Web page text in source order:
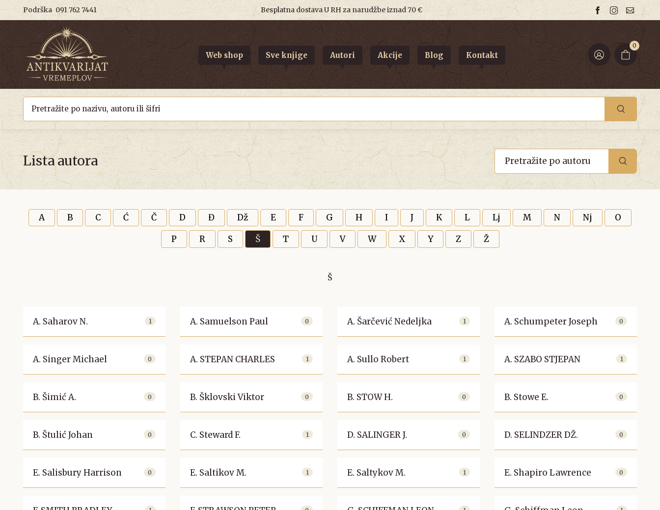
Podrška 091 762 7441 Besplatna dostava U RH za narudžbe iznad 70 €
0
Web shop Sve knjige Autori Akcije Blog Kontakt
Lista autora
A B C Ć Č D Đ Dž E F G H I J K L Lj M N Nj
O
P
R S Š T U V W X Y Z Ž
Š
A. Saharov N. 1 A. Samuelson Paul 0 A. Šarčević Nedeljka 1 A. Schumpeter Joseph 0
A. Singer Michael 0 A. STEPAN CHARLES 1 A. Sullo Robert 1 A. SZABO STJEPAN 1
B. Šimić A. 0 B. Šklovski Viktor 0 B. STOW H. 0 B. Stowe E. 0
B. Štulić Johan 0 C. Steward F. 1 D. SALINGER J. 0 D. SELINDZER DŽ. 0
E. Salisbury Harrison 0 E. Saltikov M. 1 E. Saltykov M. 1 E. Shapiro Lawrence 0